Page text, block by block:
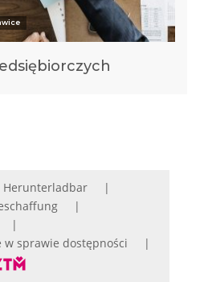
Herunterladbar
w sprawie dostępności